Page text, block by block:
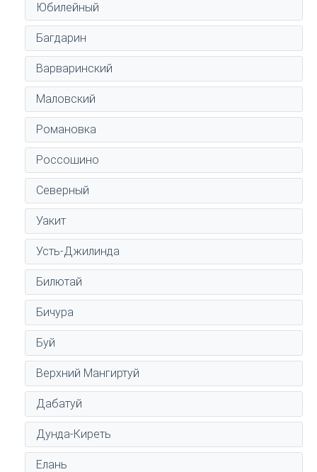
Юбилейный
Багдарин
Варваринский
Маловский
Романовка
Россошино
Северный
Уакит
Усть-Джилинда
Билютай
Бичура
Буй
Верхний Мангиртуй
Дабатуй
Дунда-Киреть
Елань